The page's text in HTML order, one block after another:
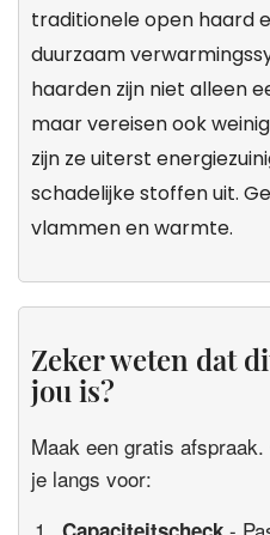
traditionele open haard
duurzaam
haarden zijn niet alleen
maar vereisen ook
zijn ze uiterst
schadelijke stoffen uit.
vlammen en warmte.
Zeker weten dat
jou is?
Maak een gratis
je langs voor: